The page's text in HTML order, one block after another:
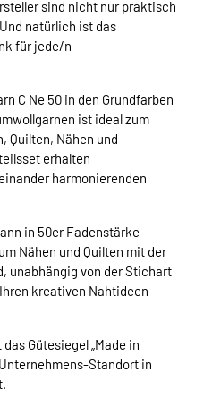
sind nicht nur praktisch
natürlich ist das
für jede/n
C Ne 50 in den Grundfarben
ist ideal zum
Quilten, Nähen und
erhalten
harmonierenden
in 50er Fadenstärke
Nähen und Quilten mit der
unabhängig von der Stichart
kreativen Nahtideen
Gütesiegel „Made in
Standort in